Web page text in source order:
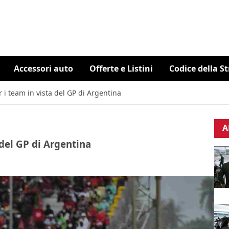
Accessori auto Offerte e Listini Codice della
i team in vista del GP di Argentina
GP di Argentina